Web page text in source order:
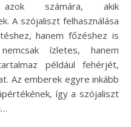
számára, akik
A szójaliszt felhasználása
hanem főzéshez is
ízletes, hanem
például fehérjét,
Az emberek egyre inkább
így a szójaliszt